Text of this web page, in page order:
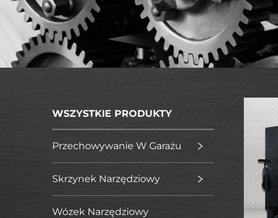
WSZYSTKIE PRODUKTY
Przechowywanie W Garażu
Skrzynek Narzędziowy
Wózek Narzędziowy